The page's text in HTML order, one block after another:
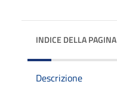
INDICE DELLA PAGINA
Descrizione